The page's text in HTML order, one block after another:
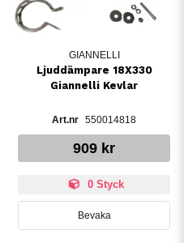
GIANNELLI
Ljuddämpare 18X330
Giannelli Kevlar
550014818
909 kr
0 Styck
Bevaka